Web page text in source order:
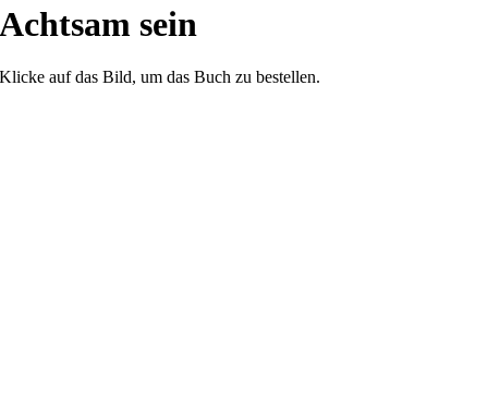
Achtsam sein
Klicke auf das Bild, um das Buch zu bestellen.